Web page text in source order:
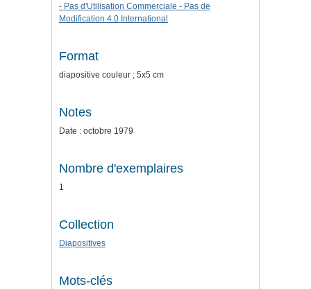
- Pas d'Utilisation Commerciale - Pas de
Modification 4.0 International
Format
diapositive couleur ; 5x5 cm
Notes
Date : octobre 1979
Nombre d'exemplaires
1
Collection
Diapositives
Mots-clés